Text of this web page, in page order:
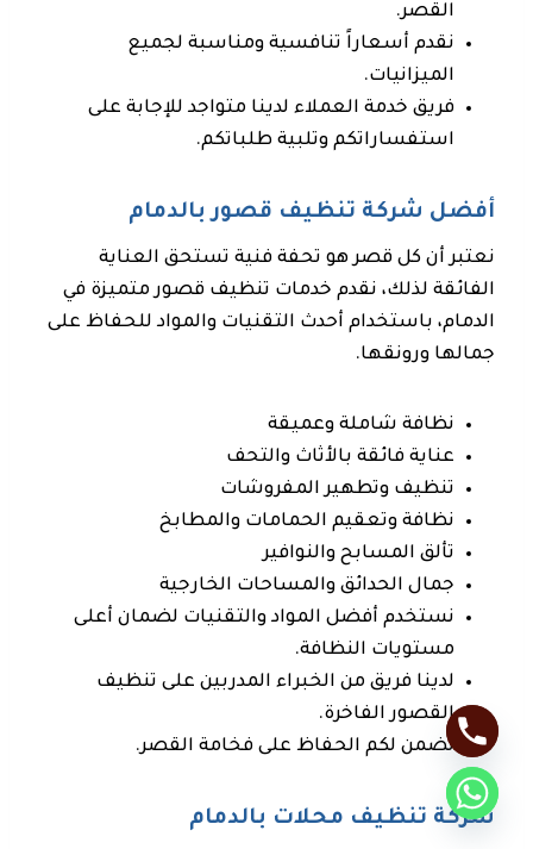
القصر.
نقدم أسعاراً تنافسية ومناسبة لجميع
الميزانيات.
فريق خدمة العملاء لدينا متواجد للإجابة على
استفساراتكم وتلبية طلباتكم.
أفضل شركة تنظيف قصور بالدمام
نعتبر أن كل قصر هو تحفة فنية تستحق العناية
الفائقة لذلك، نقدم خدمات تنظيف قصور متميزة في
الدمام، باستخدام أحدث التقنيات والمواد للحفاظ على
جمالها ورونقها.
نظافة شاملة وعميقة
عناية فائقة بالأثاث والتحف
تنظيف وتطهير المفروشات
نظافة وتعقيم الحمامات والمطابخ
تألق المسابح والنوافير
جمال الحدائق والمساحات الخارجية
نستخدم أفضل المواد والتقنيات لضمان أعلى
مستويات النظافة.
لدينا فريق من الخبراء المدربين على تنظيف
القصور الفاخرة.
نضمن لكم الحفاظ على فخامة القصر.
شركة تنظيف محلات بالدمام